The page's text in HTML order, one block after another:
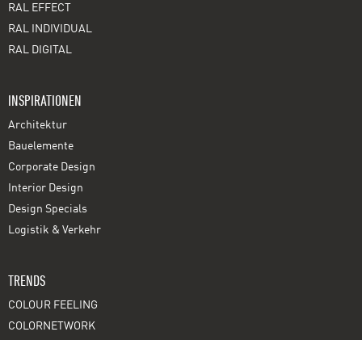
RAL EFFECT
RAL INDIVIDUAL
RAL DIGITAL
INSPIRATIONEN
Architektur
Bauelemente
Corporate Design
Interior Design
Design Specials
Logistik & Verkehr
TRENDS
COLOUR FEELING
COLORNETWORK